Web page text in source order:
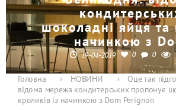
шоколадні яйця та
начинкою з
19-04-2019 0 0
Головна › НОВИНИ ›
Оце так
відома мережа кондитерських пропонує
кроликів із начинкою з Dom Perignon